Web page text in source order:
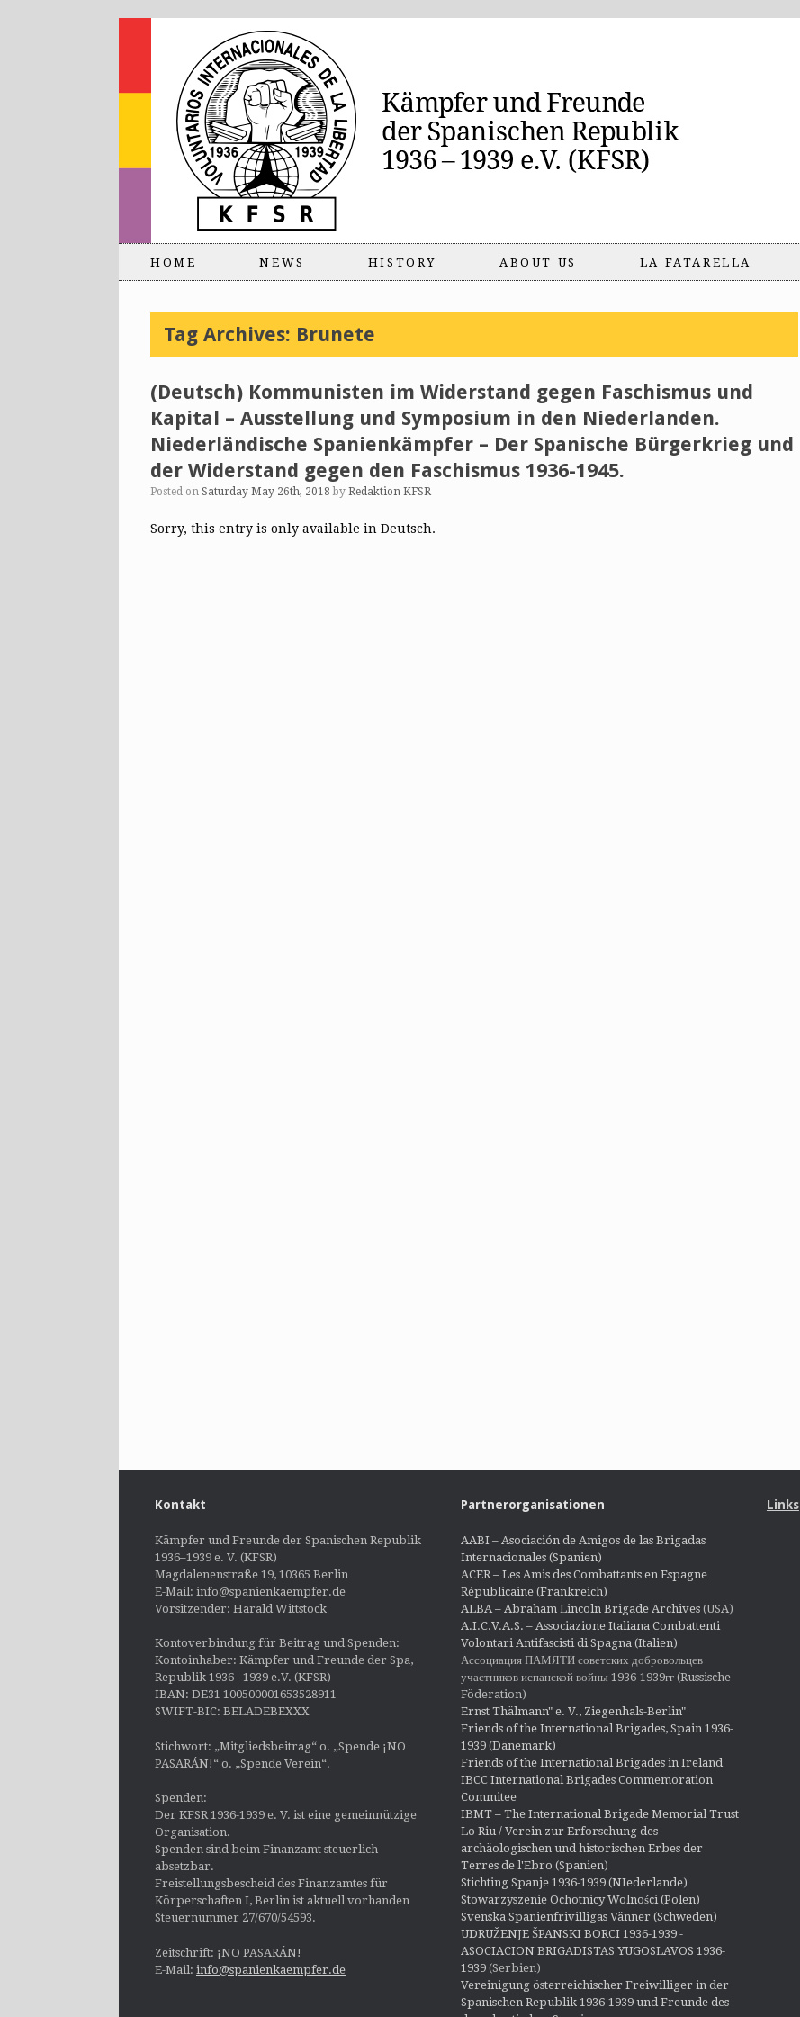
HOME NEWS HISTORY ABOUT US LA FATARELLA
Tag Archives: Brunete
(Deutsch) Kommunisten im Widerstand gegen Faschismus und
Kapital – Ausstellung und Symposium in den Niederlanden.
Niederländische Spanienkämpfer – Der Spanische Bürgerkrieg und
der Widerstand gegen den Faschismus 1936-1945.
Posted on Saturday May 26th, 2018 by Redaktion KFSR
Sorry, this entry is only available in Deutsch.
Kontakt
Kämpfer und Freunde der Spanischen Republik
1936–1939 e. V. (KFSR)
Magdalenenstraße 19, 10365 Berlin
E-Mail: info@spanienkaempfer.de
Vorsitzender: Harald Wittstock
Kontoverbindung für Beitrag und Spenden:
Kontoinhaber: Kämpfer und Freunde der Spa,
Republik 1936 - 1939 e.V. (KFSR)
IBAN: DE31 100500001653528911
SWIFT-BIC: BELADEBEXXX
Stichwort: „Mitgliedsbeitrag“ o. „Spende ¡NO
PASARÁN!“ o. „Spende Verein“.
Spenden:
Der KFSR 1936-1939 e. V. ist eine gemeinnützige
Organisation.
Spenden sind beim Finanzamt steuerlich
absetzbar.
Freistellungsbescheid des Finanzamtes für
Körperschaften I, Berlin ist aktuell vorhanden
Steuernummer 27/670/54593.
Zeitschrift: ¡NO PASARÁN!
E-Mail: info@spanienkaempfer.de
Partnerorganisationen
AABI – Asociación de Amigos de las Brigadas
Internacionales (Spanien)
ACER – Les Amis des Combattants en Espagne
Républicaine (Frankreich)
ALBA – Abraham Lincoln Brigade Archives(USA)
A.I.C.V.A.S. – Associazione Italiana Combattenti
Volontari Antifascisti di Spagna (Italien)
Ассоциация ПАМЯТИ советских добровольцев
участников испанской войны 1936-1939гг (Russische
Föderation)
Ernst Thälmann" e. V., Ziegenhals-Berlin"
Friends of the International Brigades, Spain 1936-
1939 (Dänemark)
Friends of the International Brigades in Ireland
IBCC International Brigades Commemoration
Commitee
IBMT – The International Brigade Memorial Trust
Lo Riu / Verein zur Erforschung des
archäologischen und historischen Erbes der
Terres de l'Ebro (Spanien)
Stichting Spanje 1936-1939 (NIederlande)
Stowarzyszenie Ochotnicy Wolności (Polen)
Svenska Spanienfrivilligas Vänner (Schweden)
UDRUŽENJE ŠPANSKI BORCI 1936-1939 -
ASOCIACION BRIGADISTAS YUGOSLAVOS 1936-
1939(Serbien)
Vereinigung österreichischer Freiwilliger in der
Spanischen Republik 1936-1939 und Freunde des
Links